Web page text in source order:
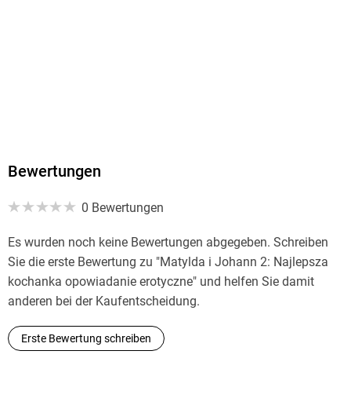
Hörbuch
9788728108949
Bewertungen
0 Bewertungen
Es wurden noch keine Bewertungen abgegeben. Schreiben
Sie die erste Bewertung zu "Matylda i Johann 2: Najlepsza
kochanka opowiadanie erotyczne" und helfen Sie damit
anderen bei der Kaufentscheidung.
Erste Bewertung schreiben